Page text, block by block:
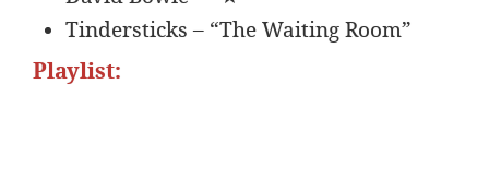
Tindersticks – “The Waiting Room”
Playlist: